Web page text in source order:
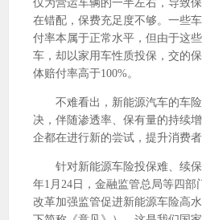
仅为营运车辆的一半左右，导致
在错配，保费充足度不够。一些
付率本属于正常水平，但由于这
车，却以家用车性质投保，交的
体赔付率高于100%。
不难看出，新能源汽车的车险
决，伴随渗透率、保有量的持续
企都在进行新的尝试，提升消费者
针对新能源车险投保难、续保
年1月24日，金融监管总局等四部
改革加强监管促进新能源车险高